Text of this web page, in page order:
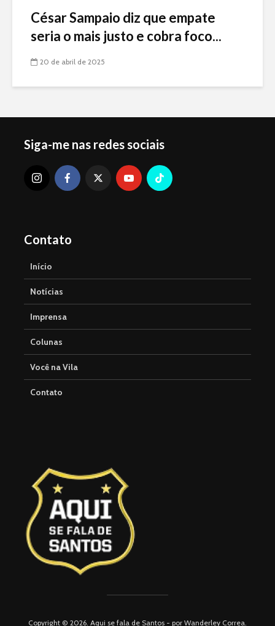
César Sampaio diz que empate
seria o mais justo e cobra foco...
20 de abril de 2025
Siga-me nas redes sociais
Contato
Início
Notícias
Imprensa
Colunas
Você na Vila
Contato
Copyright © 2026. Aqui se fala de Santos - por Wanderley Correa.